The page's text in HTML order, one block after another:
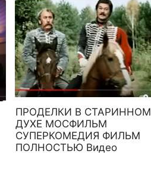
ПРОДЕЛКИ В СТАРИННОМ
ДУХЕ МОСФИЛЬМ
СУПЕРКОМЕДИЯ ФИЛЬМ
ПОЛНОСТЬЮ Видео